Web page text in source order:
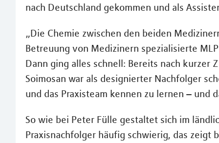
nach Deutschland gekommen und als
„Die Chemie zwischen den beiden
Betreuung von Medizinern spezialisierte
Dann ging alles schnell: Bereits nach kurzer
Soimosan war als designierter Nachfolger
und das Praxisteam kennen zu lernen – und
So wie bei Peter Fülle gestaltet sich im
Praxisnachfolger häufig schwierig, das zeigt